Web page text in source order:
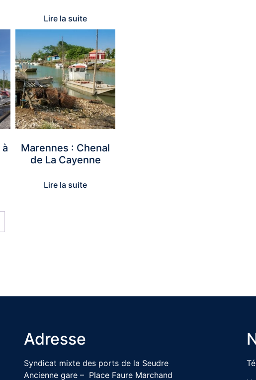
Lire la suite
Marennes : Chenal
de La Cayenne
Lire la suite
Adresse
Syndicat mixte des ports de la Seudre
Ancienne gare – Place Faure Marchand